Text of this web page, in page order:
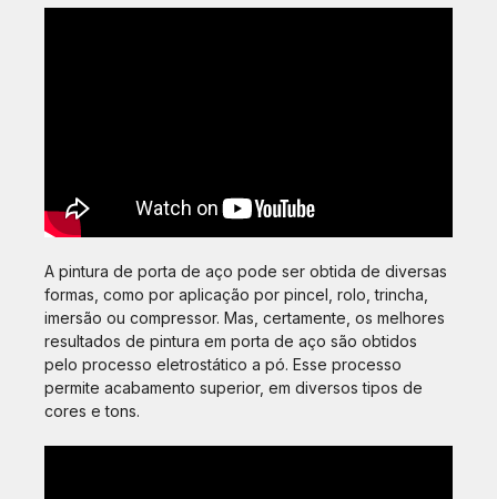
A pintura de porta de aço pode ser obtida de diversas
formas, como por aplicação por pincel, rolo, trincha,
imersão ou compressor. Mas, certamente, os melhores
resultados de pintura em porta de aço são obtidos
pelo processo eletrostático a pó. Esse processo
permite acabamento superior, em diversos tipos de
cores e tons.